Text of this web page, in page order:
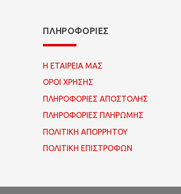
ΠΛΗΡΟΦΟΡΊΕΣ
Η ΕΤΑΙΡΕΙΑ ΜΑΣ
ΟΡΟΙ ΧΡΗΣΗΣ
ΠΛΗΡΟΦΟΡΙΕΣ ΑΠΟΣΤΟΛΗΣ
ΠΛΗΡΟΦΟΡΙΕΣ ΠΛΗΡΩΜΗΣ
ΠΟΛΙΤΙΚΗ ΑΠΟΡΡΗΤΟΥ
ΠΟΛΙΤΙΚΗ ΕΠΙΣΤΡΟΦΩΝ